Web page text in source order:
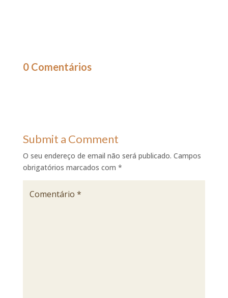
0 Comentários
Submit a Comment
O seu endereço de email não será publicado. Campos
obrigatórios marcados com *